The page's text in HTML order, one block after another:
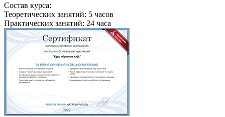
Состав курса:
Теоретических занятий: 5 часов
Практических занятий: 24 часа